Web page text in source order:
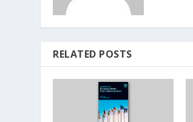
RELATED POSTS